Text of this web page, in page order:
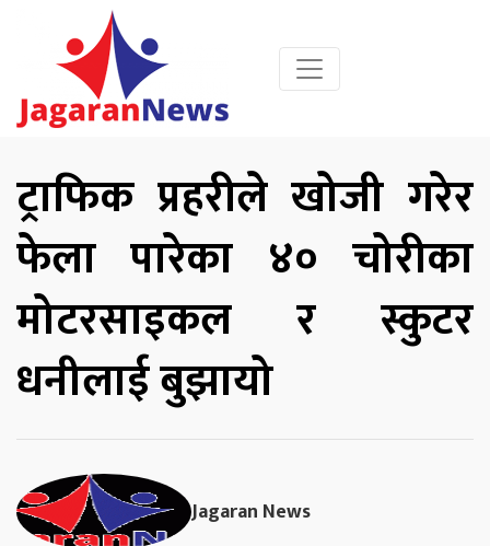
ट्राफिक प्रहरीले खोजी गरेर
फेला पारेका ४० चोरीका
मोटरसाइकल र स्कुटर
धनीलाई बुझायो
Jagaran News